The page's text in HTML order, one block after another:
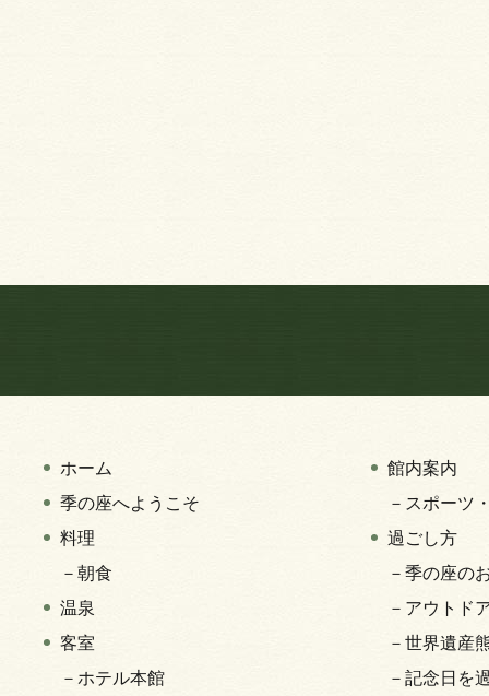
ホーム
季の座へようこそ
料理
－朝食
温泉
客室
－ホテル本館
館内案内
－スポーツ
過ごし方
－季の座の
－アウトド
－世界遺産
－記念日を